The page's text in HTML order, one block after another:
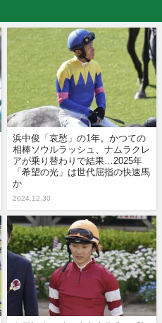
浜中俊「哀愁」の1年。かつての
相棒ソウルラッシュ、ナムラクレ
アが乗り替わりで結果…2025年
「希望の光」は世代屈指の快速馬
か
2024.12.30